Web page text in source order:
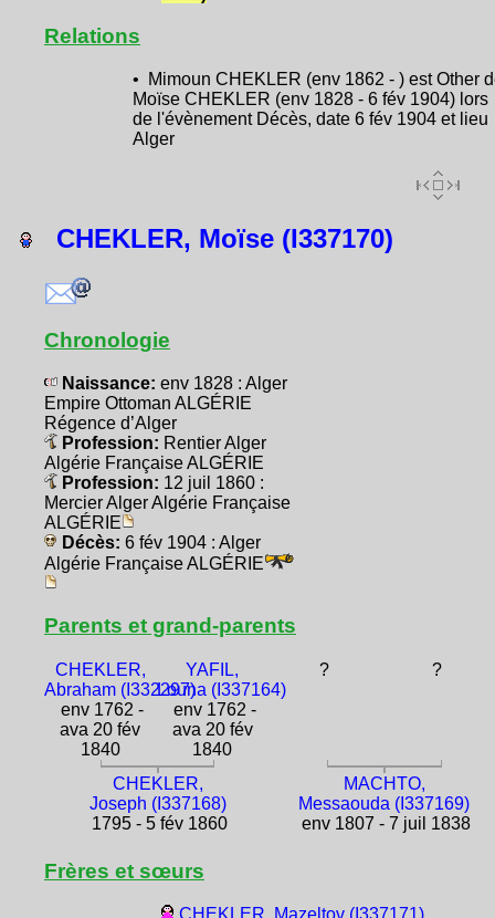
Relations
• Mimoun CHEKLER (env 1862 - ) est Other
Moïse CHEKLER (env 1828 - 6 fév 1904) lors
de l'évènement Décès, date 6 fév 1904 et lieu
Alger
CHEKLER, Moïse (I337170)
Chronologie
Naissance: env 1828 : Alger
Empire Ottoman ALGÉRIE
Régence d’Alger
Profession: Rentier Alger
Algérie Française ALGÉRIE
Profession: 12 juil 1860 :
Mercier Alger Algérie Française
ALGÉRIE
Décès: 6 fév 1904 : Alger
Algérie Française ALGÉRIE
Parents et grand-parents
CHEKLER,
Abraham (I332297)
env 1762 -
ava 20 fév
1840
YAFIL,
Louna (I337164)
env 1762 -
ava 20 fév
1840
? ?
CHEKLER,
Joseph (I337168)
1795 - 5 fév 1860
MACHTO,
Messaouda (I337169)
env 1807 - 7 juil 1838
Frères et sœurs
CHEKLER, Mazeltov (I337171)